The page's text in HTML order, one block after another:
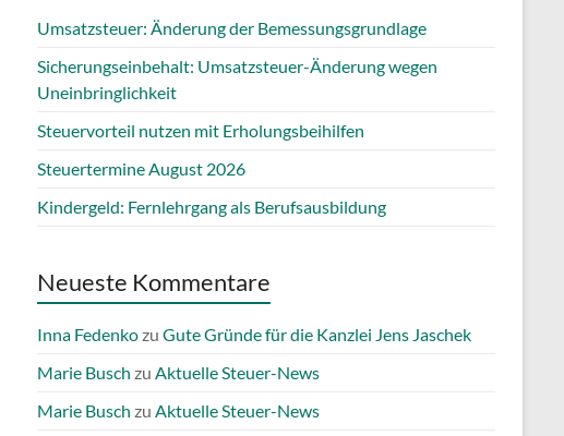
Umsatzsteuer: Änderung der Bemessungsgrundlage
Sicherungseinbehalt: Umsatzsteuer-Änderung wegen
Uneinbringlichkeit
Steuervorteil nutzen mit Erholungsbeihilfen
Steuertermine August 2026
Kindergeld: Fernlehrgang als Berufsausbildung
Neueste Kommentare
Inna Fedenkozu Gute Gründe für die Kanzlei Jens Jaschek
Marie Busch zu Aktuelle Steuer-News
Marie Busch zu Aktuelle Steuer-News